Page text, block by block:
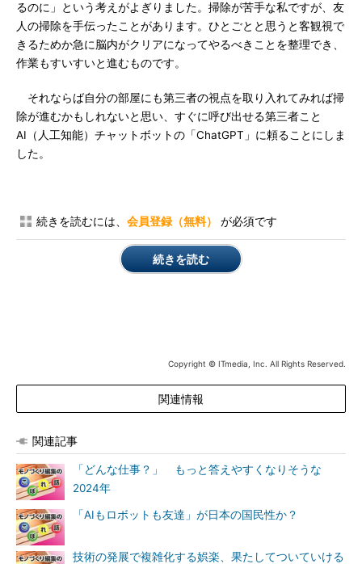
るのに」という考えがよぎりました。掃除が苦手な私ですが、友
人の掃除を手伝ったことがあります。ひとごとと思うと客観視で
きるためか急に脳内がクリアになってやるべきことを整理でき、
作業もすいすいと進むものです。
それならば自分の部屋にも第三者の視点を取り入れてみれば掃
除が進むかもしれないと思い、すぐに呼び出せる第三者こと
AI（人工知能）チャットボットの「ChatGPT」に頼ることにしま
した。
続きを読むには、 会員登録（無料） が必須です
続きを読む
Copyright © ITmedia, Inc. All Rights Reserved.
関連情報
関連記事
「どんな仕事？」 もっと答えやすくなりそうな
2024年
「AIもロボットも友達」が日本の国民性か？
技術の発展で複雑化する娯楽、果たしてついていける